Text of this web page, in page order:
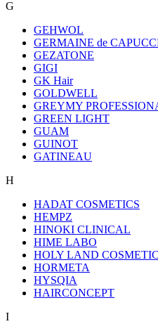
G
GEHWOL
GERMAINE de
GEZATONE
GIGI
GK Hair
GOLDWELL
GREYMY
GREEN LIGHT
GUAM
GUINOT
GATINEAU
H
HADAT COSMETICS
HEMPZ
HINOKI CLINICAL
HIME LABO
HOLY LAND
HORMETA
HYSQIA
HAIRCONCEPT
I